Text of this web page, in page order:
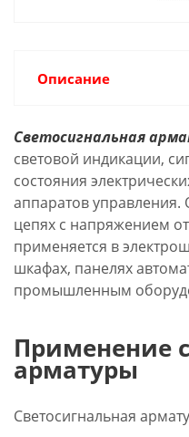
Описание
Светосигнальная
световой индикации,
состояния
аппаратов
цепях с напряжением
применяется в
шкафах, панелях
промышленным
Применение
арматуры
Светосигнальная